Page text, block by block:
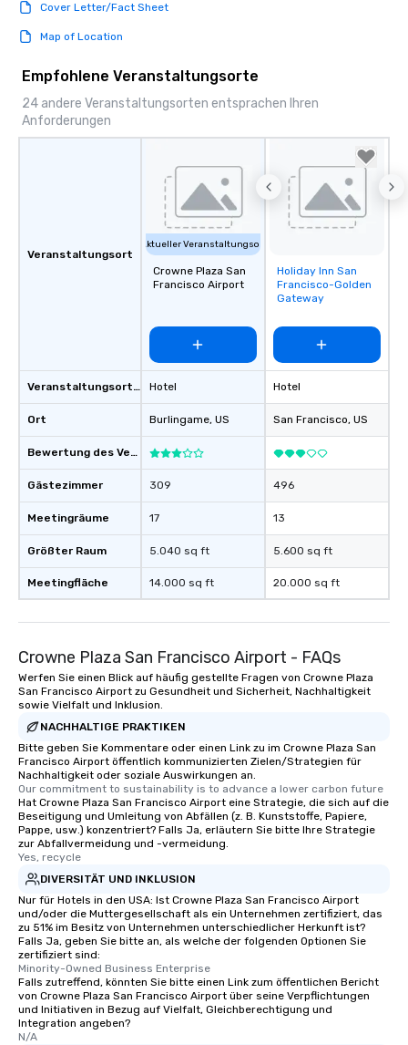
Cover Letter/Fact Sheet
Map of Location
Empfohlene Veranstaltungsorte
24 andere Veranstaltungsorten entsprachen Ihren
Anforderungen
Veranstaltungsort
Veranstaltungsortstyp
Ort
Bewertung des Veranstaltungsortes
Gästezimmer
Meetingräume
Größter Raum
Meetingfläche
Aktueller Veranstaltungsort
Crowne Plaza San
Francisco Airport
Hotel
Burlingame, US
309
17
5.040 sq ft
14.000 sq ft
Removed from
favorites
Holiday Inn San
Francisco-Golden
Gateway
Hotel
San Francisco, US
496
13
5.600 sq ft
20.000 sq ft
Crowne Plaza San Francisco Airport - FAQs
Werfen Sie einen Blick auf häufig gestellte Fragen von Crowne Plaza
San Francisco Airport zu Gesundheit und Sicherheit, Nachhaltigkeit
sowie Vielfalt und Inklusion.
NACHHALTIGE PRAKTIKEN
Bitte geben Sie Kommentare oder einen Link zu im Crowne Plaza San
Francisco Airport öffentlich kommunizierten Zielen/Strategien für
Nachhaltigkeit oder soziale Auswirkungen an.
Our commitment to sustainability is to advance a lower carbon future
Hat Crowne Plaza San Francisco Airport eine Strategie, die sich auf die
Beseitigung und Umleitung von Abfällen (z. B. Kunststoffe, Papiere,
Pappe, usw.) konzentriert? Falls Ja, erläutern Sie bitte Ihre Strategie
zur Abfallvermeidung und -vermeidung.
Yes, recycle
DIVERSITÄT UND INKLUSION
Nur für Hotels in den USA: Ist Crowne Plaza San Francisco Airport
und/oder die Muttergesellschaft als ein Unternehmen zertifiziert, das
zu 51% im Besitz von Unternehmen unterschiedlicher Herkunft ist?
Falls Ja, geben Sie bitte an, als welche der folgenden Optionen Sie
zertifiziert sind:
Minority-Owned Business Enterprise
Falls zutreffend, könnten Sie bitte einen Link zum öffentlichen Bericht
von Crowne Plaza San Francisco Airport über seine Verpflichtungen
und Initiativen in Bezug auf Vielfalt, Gleichberechtigung und
Integration angeben?
N/A